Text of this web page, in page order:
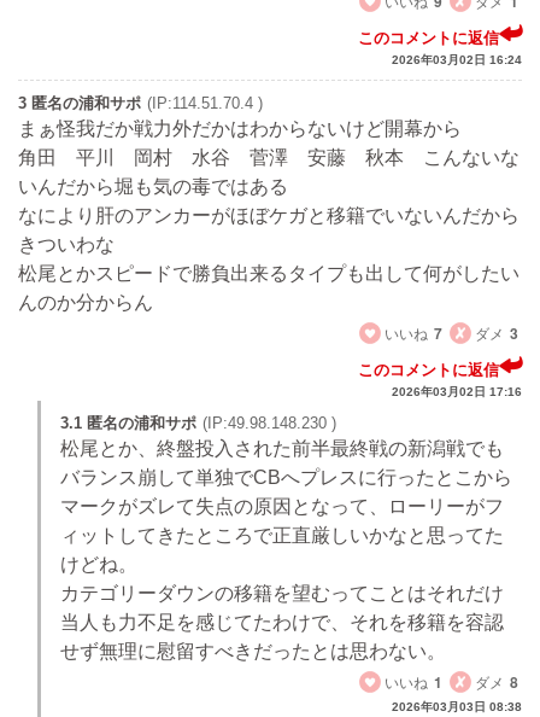
このコメントに返信
2026年03月02日 16:24
3 匿名の浦和サポ (IP:114.51.70.4 )
まぁ怪我だか戦力外だかはわからないけど開幕から
角田 平川 岡村 水谷 菅澤 安藤 秋本 こんないな
いんだから堀も気の毒ではある
なにより肝のアンカーがほぼケガと移籍でいないんだから
きついわな
松尾とかスピードで勝負出来るタイプも出して何がしたい
んのか分からん
いいね 7 ダメ 3
このコメントに返信
2026年03月02日 17:16
3.1 匿名の浦和サポ (IP:49.98.148.230 )
松尾とか、終盤投入された前半最終戦の新潟戦でも
バランス崩して単独でCBへプレスに行ったとこから
マークがズレて失点の原因となって、ローリーがフ
ィットしてきたところで正直厳しいかなと思ってた
けどね。
カテゴリーダウンの移籍を望むってことはそれだけ
当人も力不足を感じてたわけで、それを移籍を容認
せず無理に慰留すべきだったとは思わない。
いいね 1 ダメ 8
2026年03月03日 08:38